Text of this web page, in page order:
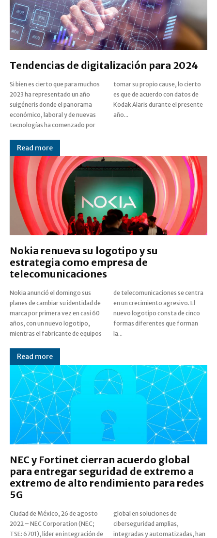
Tendencias de digitalización para 2024
Si bien es cierto que para muchos
2023 ha representado un año
suigéneris donde el panorama
económico, laboral y de nuevas
tecnologías ha comenzado por
tomar su propio cause, lo cierto
es que de acuerdo con datos de
Kodak Alaris durante el presente
año...
Read more
Nokia renueva su logotipo y su
estrategia como empresa de
telecomunicaciones
Nokia anunció el domingo sus
planes de cambiar su identidad de
marca por primera vez en casi 60
años, con un nuevo logotipo,
mientras el fabricante de equipos
de telecomunicaciones se centra
en un crecimiento agresivo. El
nuevo logotipo consta de cinco
formas diferentes que forman
la...
Read more
NEC y Fortinet cierran acuerdo global
para entregar seguridad de extremo a
extremo de alto rendimiento para redes
5G
Ciudad de México, 26 de agosto
2022 – NEC Corporation (NEC;
TSE: 6701), líder en integración de
global en soluciones de
ciberseguridad amplias,
integradas y automatizadas, han